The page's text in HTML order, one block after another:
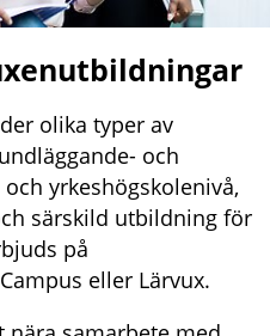
olika typer av
och
yrkeshögskolenivå,
särskild utbildning för
på
eller Lärvux.